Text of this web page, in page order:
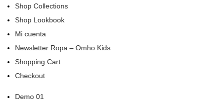
Shop Collections
Shop Lookbook
Mi cuenta
Newsletter Ropa – Omho Kids
Shopping Cart
Checkout
Demo 01